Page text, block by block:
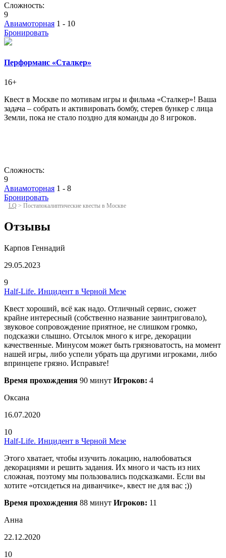
Сложность:
9
Авиамоторная 1 - 10
Бронировать
Перформанс «Сталкер»
16+
Квест в Москве по мотивам игры и фильма «Сталкер»! Ваша
задача – собрать и активировать бомбу, стерев бункер с лица
Земли, пока не стало поздно для команды до 8 игроков.
Сложность:
9
Авиамоторная 1 - 8
Бронировать
LQ > Постапокалиптические квесты в Москве
Отзывы
Карпов Геннадий
29.05.2023
9
Half-Life. Инцидент в Черной Мезе
Квест хороший, всё как надо. Отличный сервис, сюжет
крайне интересный (собственно название заинтриговало),
звуковое сопровождение приятное, не слишком громко,
подсказки слышно. Отсылок много к игре, декорации
качественные. Минусом может быть грязноватость, на момент
нашей игры, либо успели убрать ща другими игроками, либо
впринцепе грязно. Исправьте!
Время прохождения 90 минут Игроков: 4
Оксана
16.07.2020
10
Half-Life. Инцидент в Черной Мезе
Этого хватает, чтобы изучить локацию, налюбоваться
декорациями и решить задания. Их много и часть из них
сложная, поэтому мы пользовались подсказками. Если вы
хотите «отсидеться на диванчике», квест не для вас ;))
Время прохождения 88 минут Игроков: 11
Анна
22.12.2020
10